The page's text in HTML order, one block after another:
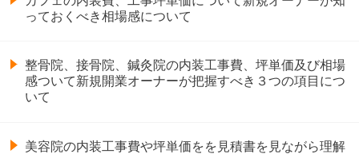
っておくべき相場感について
整骨院、接骨院、鍼灸院の内装工事費、坪単価及び相場
感ついて新規開業オーナーが把握すべき３つの項目につ
いて
美容院の内装工事費や坪単価をを見積書を見ながら理解